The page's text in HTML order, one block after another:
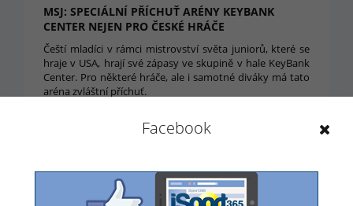
MSJ: SPECIÁLNÍ PŘÍCHUŤ ARÉNY KEYBANK
CENTER NEJEN PRO ČESKÉ HRÁČE
Čeští mladíci v rámci mistrovství světa juniorů, které se
hraje v USA, hrají své zápasy ve skupině v hale KeyBank
Center. Pro některé hráče, ale i samotné diváky má tato
aréna zvláštní příchuť.
Facebook